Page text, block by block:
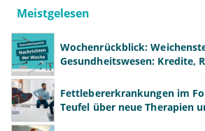
Meistgelesen
Wochenrückblick:
Gesundheitswesen: Kredite,
Fettlebererkrankungen im
Teufel über neue Therapien